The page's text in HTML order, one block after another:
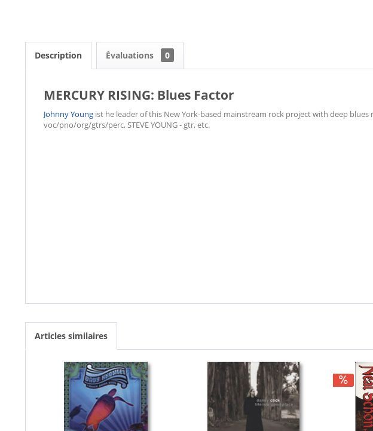
Description Évaluations 0
MERCURY RISING: Blues Factor
Johnny Young ist he leader of this New York-based mainstream rock project with deep blues
voc/pno/org/gtrs/perc, STEVE YOUNG - gtr, etc.
Articles similaires